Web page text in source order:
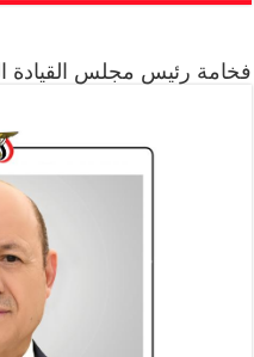
فخامة رئيس مجلس القيادة